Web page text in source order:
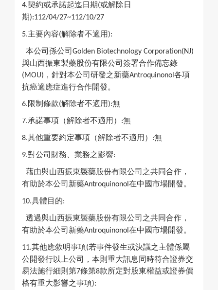
4.契約或承諾起迄日期(或解除日
期):112/04/27~112/10/27
5.主要內容(解除者不適用 ):
本公司孫公司 Golden Biotechnology Corporation(NJ)
與山西振東製藥股份有限公司簽署合作備忘錄
(MOU) ，針對本公司研發之新藥Antroquinonol 各項
抗癌適應症進行合作開發。
6.限制條款(解除者不適用 ):無
7.承諾事項（解除者不適用） :無
8.其他重要約定事項（解除者不適用） :無
9.對公司財務、業務之影響:
藉由與山西振東製藥股份有限公司之共同合作，
有助於本公司新藥Antroquinonol 在中國市場開發。
10.具體目的:
透過與山西振東製藥股份有限公司之共同合作，
有助於本公司新藥Antroquinonol 在中國市場開發。
11.其他應敘明事項(若事件發生或決議之主體係屬
公開發行以上公司， 本則重大訊息同時符合證券交
易法施行細則第7條第8款所定對股東權益或證券價
格有重大影響之事項):